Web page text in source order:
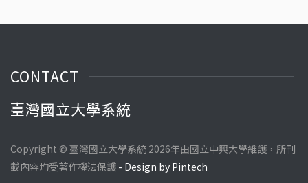
CONTACT
臺灣國立大學系統
Copyright © 臺灣國立大學系統 2026年由國立中興大學維護，所刊
載內容均受著作權法保護 - Design by Pintech